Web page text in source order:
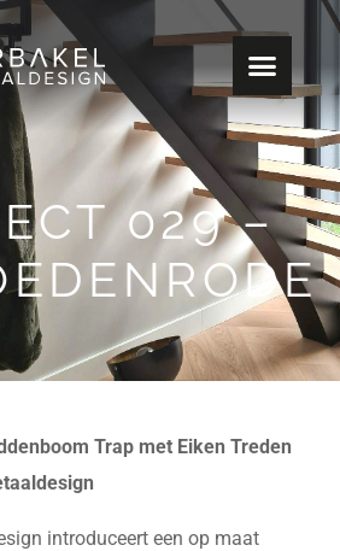
029 –
Trap met Eiken Treden
introduceert een op maat